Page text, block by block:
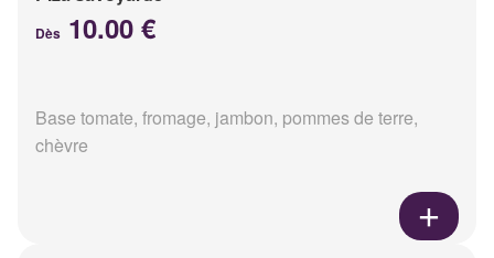
Dès 10.00 €
Base tomate, fromage, jambon, pommes de terre,
chèvre